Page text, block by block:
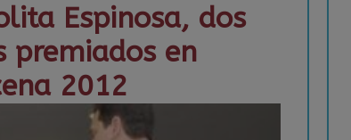
Espinosa, dos
premiados en
2012